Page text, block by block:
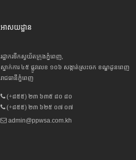
អាសយដ្ឋាន
រដ្ឋាករទឹកស្វយ័តក្រុងភ្នំពេញ,
ស្នាក់ការ ៤៥ ផ្លូវលេខ ១០៦ សង្កាត់ស្រះចក ខណ្ឌដូនពេញ
រាជធានីភ្នំពេញ
(+៨៥៥) ២៣ ៦៣៥ ៨០ ៨០
(+៨៥៥) ២៣ ៦២៥ ០៧ ០៧
admin@ppwsa.com.kh